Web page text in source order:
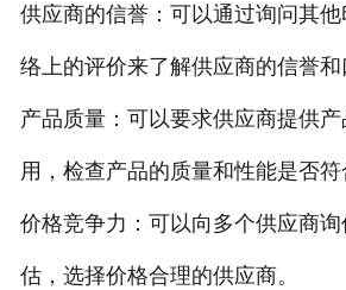
供应商的信誉：可以通过询问其他
络上的评价来了解供应商的信誉和
产品质量：可以要求供应商提供
用，检查产品的质量和性能是否符
价格竞争力：可以向多个供应商
估，选择价格合理的供应商。